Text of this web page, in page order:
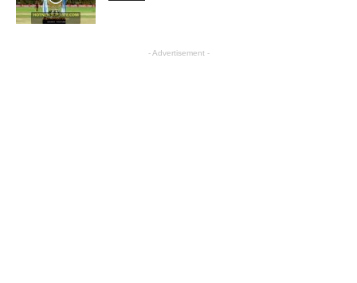
- Advertisement -